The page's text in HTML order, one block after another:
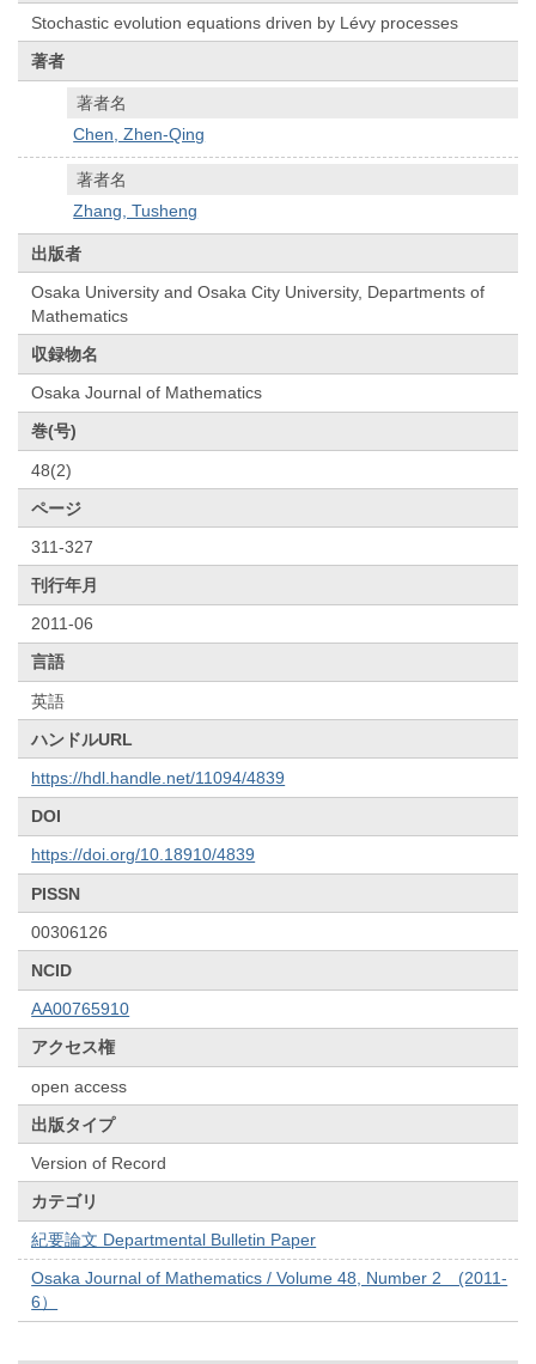
Stochastic evolution equations driven by Lévy processes
著者
著者名
Chen, Zhen-Qing
著者名
Zhang, Tusheng
出版者
Osaka University and Osaka City University, Departments of
Mathematics
収録物名
Osaka Journal of Mathematics
巻(号)
48(2)
ページ
311-327
刊行年月
2011-06
言語
英語
ハンドルURL
https://hdl.handle.net/11094/4839
DOI
https://doi.org/10.18910/4839
PISSN
00306126
NCID
AA00765910
アクセス権
open access
出版タイプ
Version of Record
カテゴリ
紀要論文 Departmental Bulletin Paper
Osaka Journal of Mathematics / Volume 48, Number 2 (2011-
6）